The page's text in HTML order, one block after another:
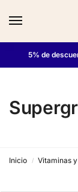
5% de
Inicio / Vitaminas